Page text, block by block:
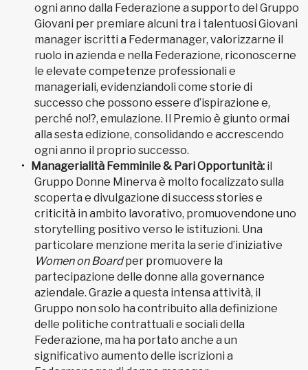
ogni anno dalla Federazione a supporto del Gruppo
Giovani per premiare alcuni tra i talentuosi Giovani
manager iscritti a Federmanager, valorizzarne il
ruolo in azienda e nella Federazione, riconoscerne
le elevate competenze professionali e
manageriali, evidenziandoli come storie di
successo che possono essere d’ispirazione e,
perché no!?, emulazione. Il Premio è giunto ormai
alla sesta edizione, consolidando e accrescendo
ogni anno il proprio successo.
Managerialità Femminile & Pari Opportunità: il
Gruppo Donne Minerva è molto focalizzato sulla
scoperta e divulgazione di success stories e
criticità in ambito lavorativo, promuovendone uno
storytelling positivo verso le istituzioni. Una
particolare menzione merita la serie d’iniziative
Women on Boardper promuovere la
partecipazione delle donne alla governance
aziendale. Grazie a questa intensa attività, il
Gruppo non solo ha contribuito alla definizione
delle politiche contrattuali e sociali della
Federazione, ma ha portato anche a un
significativo aumento delle iscrizioni a